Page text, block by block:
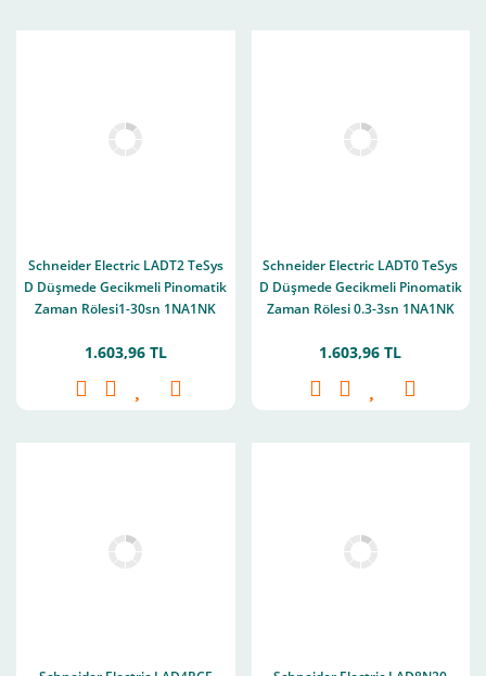
Schneider Electric LADT2 TeSys
D Düşmede Gecikmeli Pinomatik
Zaman Rölesi1-30sn 1NA1NK
1.603,96 TL
Schneider Electric LADT0 TeSys
D Düşmede Gecikmeli Pinomatik
Zaman Rölesi 0.3-3sn 1NA1NK
1.603,96 TL